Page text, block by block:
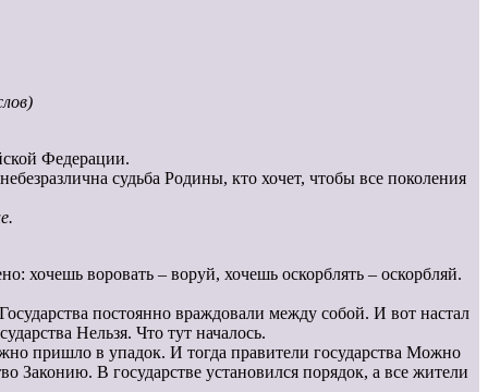
Федерации.
судьба Родины, кто хочет, чтобы все поколения
воровать – воруй, хочешь оскорблять – оскорбляй.
постоянно враждовали между собой. И вот настал
Нельзя. Что тут началось.
пришло в упадок. И тогда правители государства Можно
Законию. В государстве установился порядок, а все жители